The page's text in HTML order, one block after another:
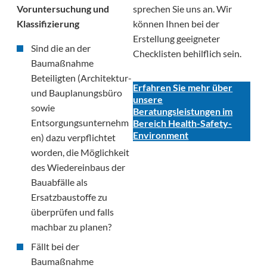
Voruntersuchung und
Klassifizierung
Sind die an der
Baumaßnahme
Beteiligten (Architektur-
und Bauplanungsbüro
sowie
Entsorgungsunternehm
en) dazu verpflichtet
worden, die Möglichkeit
des Wiedereinbaus der
Bauabfälle als
Ersatzbaustoffe zu
überprüfen und falls
machbar zu planen?
Fällt bei der
Baumaßnahme
sprechen Sie uns an. Wir
können Ihnen bei der
Erstellung geeigneter
Checklisten behilflich sein.
Erfahren Sie mehr über
unsere
Beratungsleistungen im
Bereich Health-Safety-
Environment